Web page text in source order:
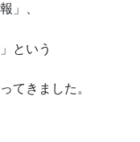
」、
という
てきました。